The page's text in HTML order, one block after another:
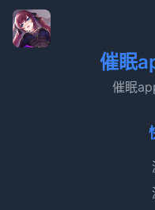
催眠
催眠